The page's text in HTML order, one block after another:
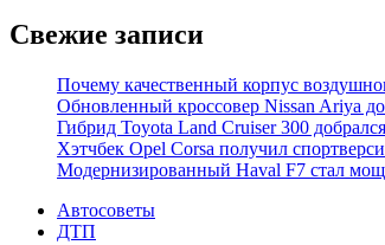
Свежие записи
Почему качественный корпус
Обновленный кроссовер Nissan Ariya
Гибрид Toyota Land Cruiser 300
Хэтчбек Opel Corsa получил
Модернизированный Haval F7 стал
Автосоветы
ДТП